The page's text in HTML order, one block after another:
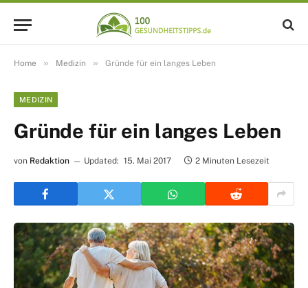
Home » Medizin » Gründe für ein langes Leben
MEDIZIN
Gründe für ein langes Leben
von Redaktion Updated: 15. Mai 2017 2 Minuten Lesezeit